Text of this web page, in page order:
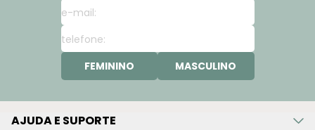
FEMININO MASCULINO
AJUDA E SUPORTE